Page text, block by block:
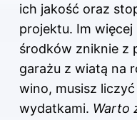
ich jakość oraz
projektu. Im
środków zniknie z
garażu z wiatą na
wino, musisz
wydatkami. Warto